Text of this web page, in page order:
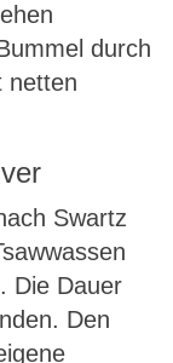
durch
netten
Swartz
Die Dauer
Den